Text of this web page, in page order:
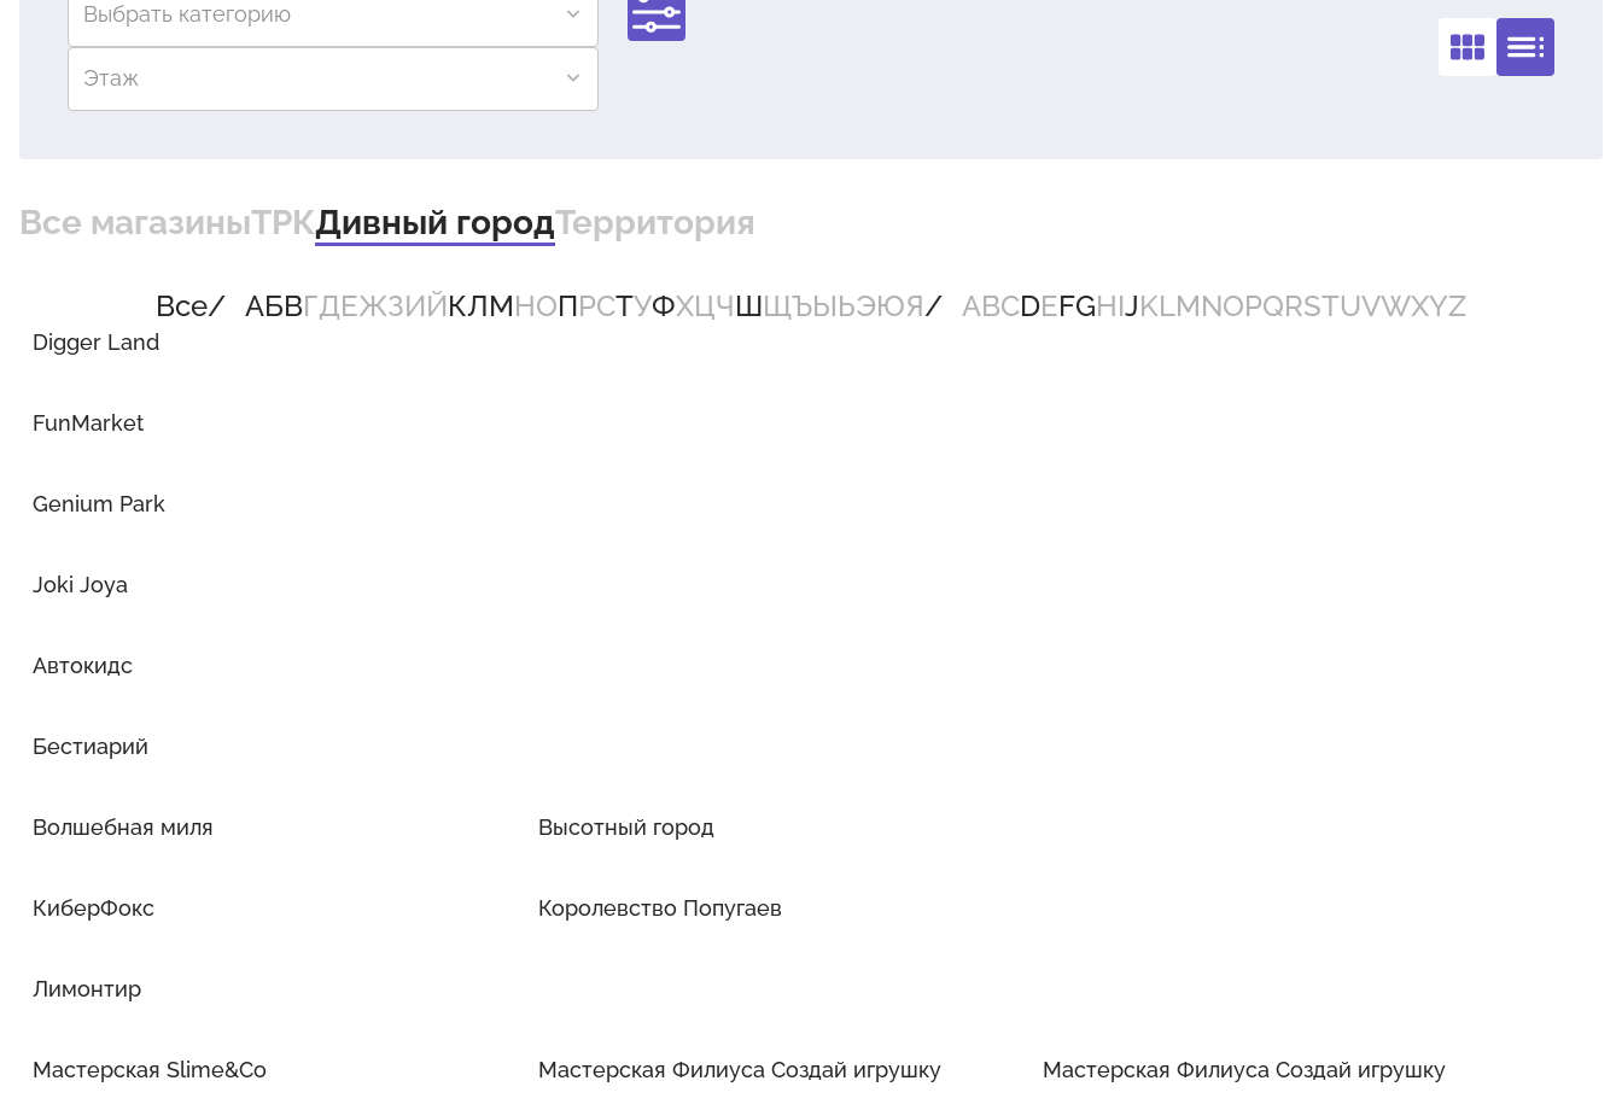
Выбрать категорию
Этаж
Все магазиныТРКДивный городТерритория
Все АБВГДЕЖЗИЙКЛМНОПРСТУФХЦЧШЩЪЫЬЭЮЯ ABCDEFGHIJKLMNOPQRSTUVWXYZ
Digger Land
FunMarket
Genium Park
Joki Joya
Автокидс
Бестиарий
Волшебная миля Высотный город
КиберФокс Королевство Попугаев
Лимонтир
Мастерская Slime&Co Мастерская Филиуса Создай игрушку Мастерская Филиуса Создай игрушку